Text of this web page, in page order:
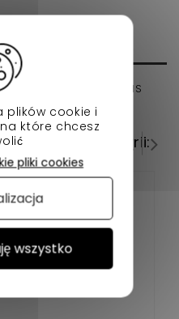
SANS PERMIS
tej samej kategorii:
plików cookie i
które chcesz
wszystko
pliki cookies